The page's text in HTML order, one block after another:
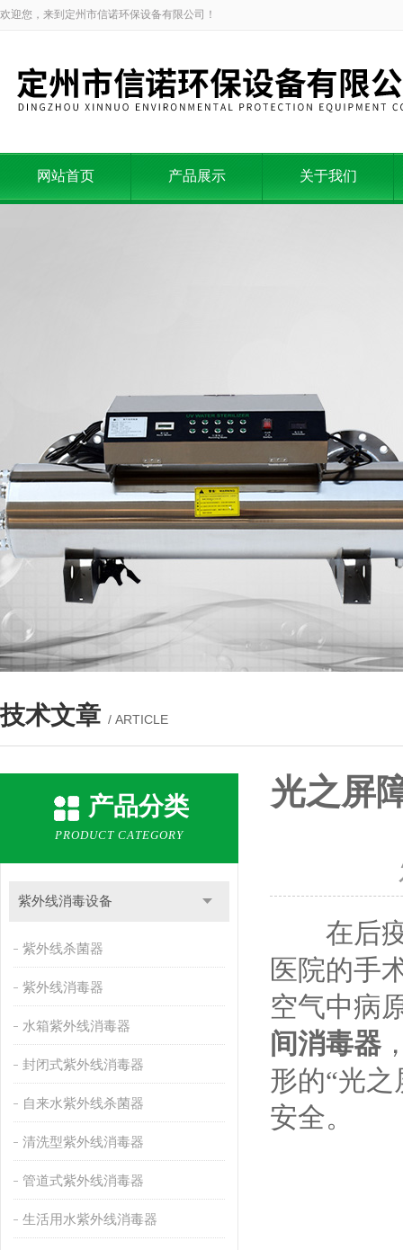
欢迎您，来到定州市信诺环保设备有限公司！
网站首页 产品展示 关于我们
技术文章 / ARTICLE
产品分类
PRODUCT CATEGORY
紫外线消毒设备
紫外线杀菌器
紫外线消毒器
水箱紫外线消毒器
封闭式紫外线消毒器
自来水紫外线杀菌器
清洗型紫外线消毒器
管道式紫外线消毒器
生活用水紫外线消毒器
光之屏
在后疫
医院的手
空气中病
间消毒器
形的“光
安全。